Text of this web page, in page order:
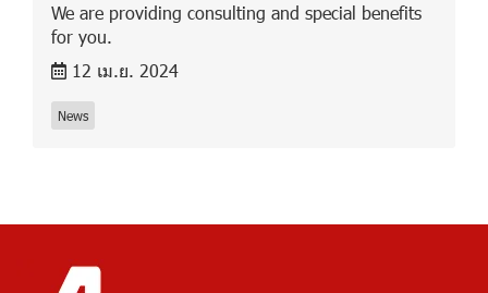
We are providing consulting and special benefits
for you.
12 เม.ย. 2024
News